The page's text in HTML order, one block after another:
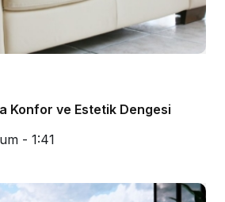
Konfor ve Estetik Dengesi
- 1:41